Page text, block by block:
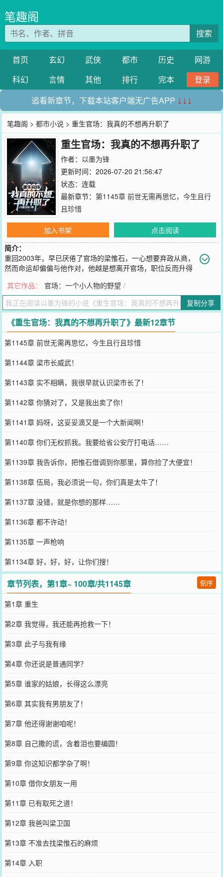
笔趣阁
搜索
首页 玄幻 武侠 都市 历史
网游
科幻
言情 其他 排行 完本
登录
追看新章节，下载本站客户端无广告APP ↓↓↓
笔趣阁 >都市小说 > 重生官场：我真的不想再升职了
重生官场：我真的不想再升职了
作者： 以墨为锋
更新时间：2026-07-20 21:56:47
状态：连载
最新章节： 第1145章 前世无需再思忆，今生且行
且珍惜
加入书架
点击阅读
简介：
重回2003年，早已厌倦了官场的梁惟石，一心想要弃政从商，
然而命运却偏偏与他作对，他越是想离开官场，职位反而升得
不觉已然攀至权力的巅峰。
您要是觉得《重生官场：我真的不想再升职了》还不错的话请不要忘
记向您QQ群和微博微信里的朋友推荐哦！
其它作品： 官场：一个小人物的野望 /
复制分享
《重生官场：我真的不想再升职了》最新12章节
第1145章 前世无需再思忆，今生且行且珍惜
第1144章 梁市长威武！
第1143章 实不相瞒，我很早就认识梁市长了！
第1142章 你猜对了，又是我出卖了你！
第1141章 妈呀，这妥妥滴又是一个大新闻啊！
第1140章 你们无权抓我。我要给省公安厅打电话……
第1139章 我告诉你，把惟石借调到你那里，算你捡了大便宜！
第1138章 伍局，我必须说一句，你们真是太牛了！
第1137章 没错，就是你想的那样……
第1136章 都不许动！
第1135章 一声枪响
第1134章 好，好，好，让你们搜！
章节列表，第1章~ 100章/共1145章 倒序
第1章 重生
第2章 我觉得，我还能再抢救一下！
第3章 此子与我有缘
第4章 你还说是普通同学？
第5章 谁家的姑娘，长得这么漂亮
第6章 其实我有男朋友了！
第7章 他还得谢谢咱呢！
第8章 自己撒的谎，含着泪也要编圆！
第9章 你这知识都学杂了啊！
第10章 借你女朋友一用
第11章 已有取死之道！
第12章 我爸叫梁卫国
第13章 不准去找梁惟石的麻烦
第14章 入职